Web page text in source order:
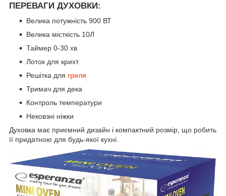
ПЕРЕВАГИ ДУХОВКИ:
Велика потужність 900 ВТ
Велика місткість 10Л
Таймер 0-30 хв
Лоток для крихт
Решітка для гриля
Тримач для дека
Контроль температури
Нековзні ніжки
Духовка має приємний дизайн і компактний розмір, що робить
її придатною для будь-якої кухні.